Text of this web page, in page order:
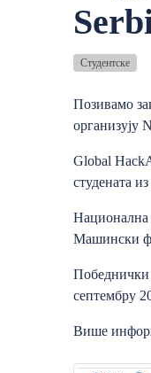
Студентске
Позивамо
организују
Global
студената
Национална
Машински
Победнички
септембру
Више